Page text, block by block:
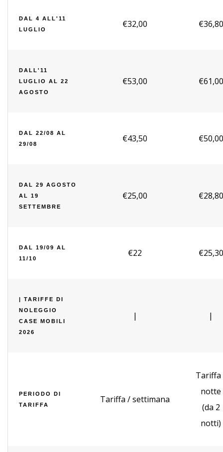
DAL 4 ALL'11
LUGLIO
€32,00 €36,80
DALL'11
LUGLIO AL 22
AGOSTO
€53,00 €61,00
DAL 22/08 AL
29/08
€43,50 €50,00
DAL 29 AGOSTO
AL 19
SETTEMBRE
€25,00 €28,80
DAL 19/09 AL
11/10
€22 €25,30
| TARIFFE DI
NOLEGGIO
CASE MOBILI
2026
| |
PERIODO DI
TARIFFA
Tariffa / settimana
Tariffa
notte
(da 2
notti)